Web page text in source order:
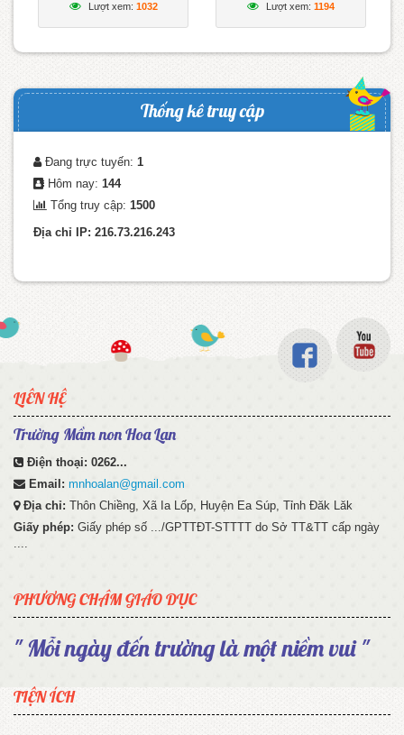
Lượt xem: 1032 Lượt xem: 1194
Thống kê truy cập
Đang trực tuyến: 1
Hôm nay: 144
Tổng truy cập: 1500
Địa chỉ IP: 216.73.216.243
LIÊN HỆ
Trường Mầm non Hoa Lan
Điện thoại: 0262...
Email: mnhoalan@gmail.com
Địa chỉ: Thôn Chiềng, Xã Ia Lốp, Huyện Ea Súp, Tỉnh Đăk Lăk
Giấy phép: Giấy phép số .../GPTTĐT-STTTT do Sở TT&TT cấp ngày
....
PHƯƠNG CHÂM GIÁO DỤC
" Mỗi ngày đến trường là một niềm vui "
TIỆN ÍCH